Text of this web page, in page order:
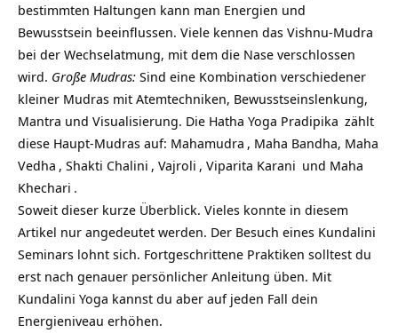
bestimmten Haltungen kann man Energien und
Bewusstsein beeinflussen. Viele kennen das Vishnu-Mudra
bei der Wechselatmung, mit dem die Nase verschlossen
wird. Große Mudras: Sind eine Kombination verschiedener
kleiner Mudras mit Atemtechniken, Bewusstseinslenkung,
Mantra und Visualisierung. Die Hatha Yoga Pradipika zählt
diese Haupt-Mudras auf: Mahamudra , Maha Bandha, Maha
Vedha , Shakti Chalini , Vajroli , Viparita Karani und Maha
Khechari .
Soweit dieser kurze Überblick. Vieles konnte in diesem
Artikel nur angedeutet werden. Der Besuch eines Kundalini
Seminars lohnt sich. Fortgeschrittene Praktiken solltest du
erst nach genauer persönlicher Anleitung üben. Mit
Kundalini Yoga kannst du aber auf jeden Fall dein
Energieniveau erhöhen.